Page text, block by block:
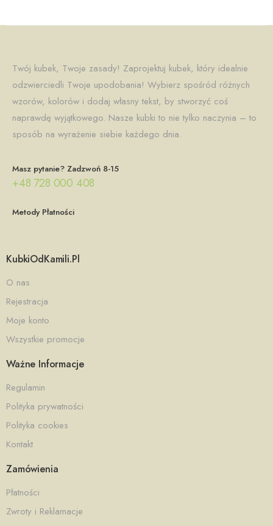
Twój kubek, Twoje zasady! Zaprojektuj kubek, który idealnie
odzwierciedli Twoje upodobania! Wybierz spośród różnych
wzorów, kolorów i dodaj własny tekst, by stworzyć coś
naprawdę wyjątkowego. Nasze kubki to nie tylko naczynia – to
sposób na wyrażenie siebie każdego dnia.
Masz pytanie? Zadzwoń 8-15
+48 728 000 408
Metody Płatności
KubkiOdKamili.pl
O nas
Rejestracja
Moje konto
Wszystkie promocje
Ważne Informacje
Regulamin
Polityka prywatności
Polityka cookies
Kontakt
Zamówienia
Płatności
Zwroty i Reklamacje